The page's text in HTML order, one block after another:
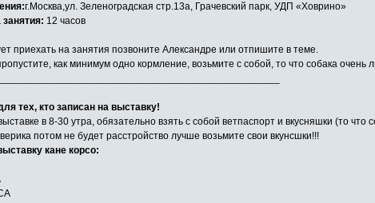
г.Москва,ул. Зеленоградская стр.13а, Грачевский парк, УДП «Ховрино»
12 часов
приехать на занятия позвоните Александре или отпишите в теме.
как минимум одно кормление, возьмите с собой, то что собака очень
тех, кто записан на выставку!
в 8-30 утра, обязательно взять с собой ветпаспорт и вкусняшки (то
потом не будет расстройство лучше возьмите свои вкунсшки!!!
кане корсо: